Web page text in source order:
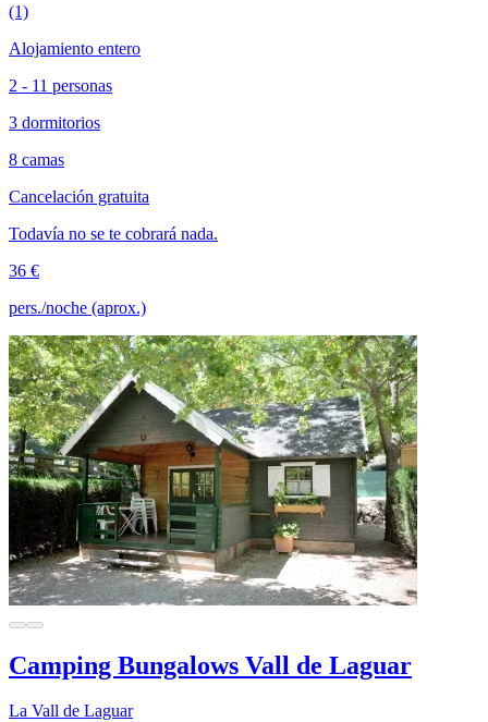
(1)
Alojamiento entero
2 - 11 personas
3 dormitorios
8 camas
Cancelación gratuita
Todavía no se te cobrará nada.
36 €
pers./noche (aprox.)
Camping Bungalows Vall de Laguar
La Vall de Laguar